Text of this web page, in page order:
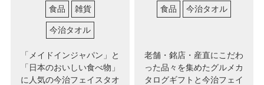
食品 雑貨
今治タオル
「メイドインジャパン」と
「日本のおいしい食べ物」
に人気の今治フェイスタオ
食品 今治タオル
老舗・銘店・産直にこだわ
った品々を集めたグルメカ
タログギフトと今治フェイ